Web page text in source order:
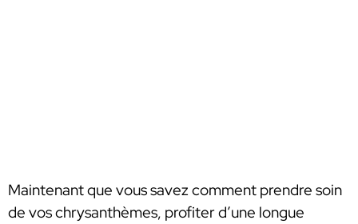
Maintenant que vous savez comment prendre soin
de vos chrysanthèmes, profiter d’une longue